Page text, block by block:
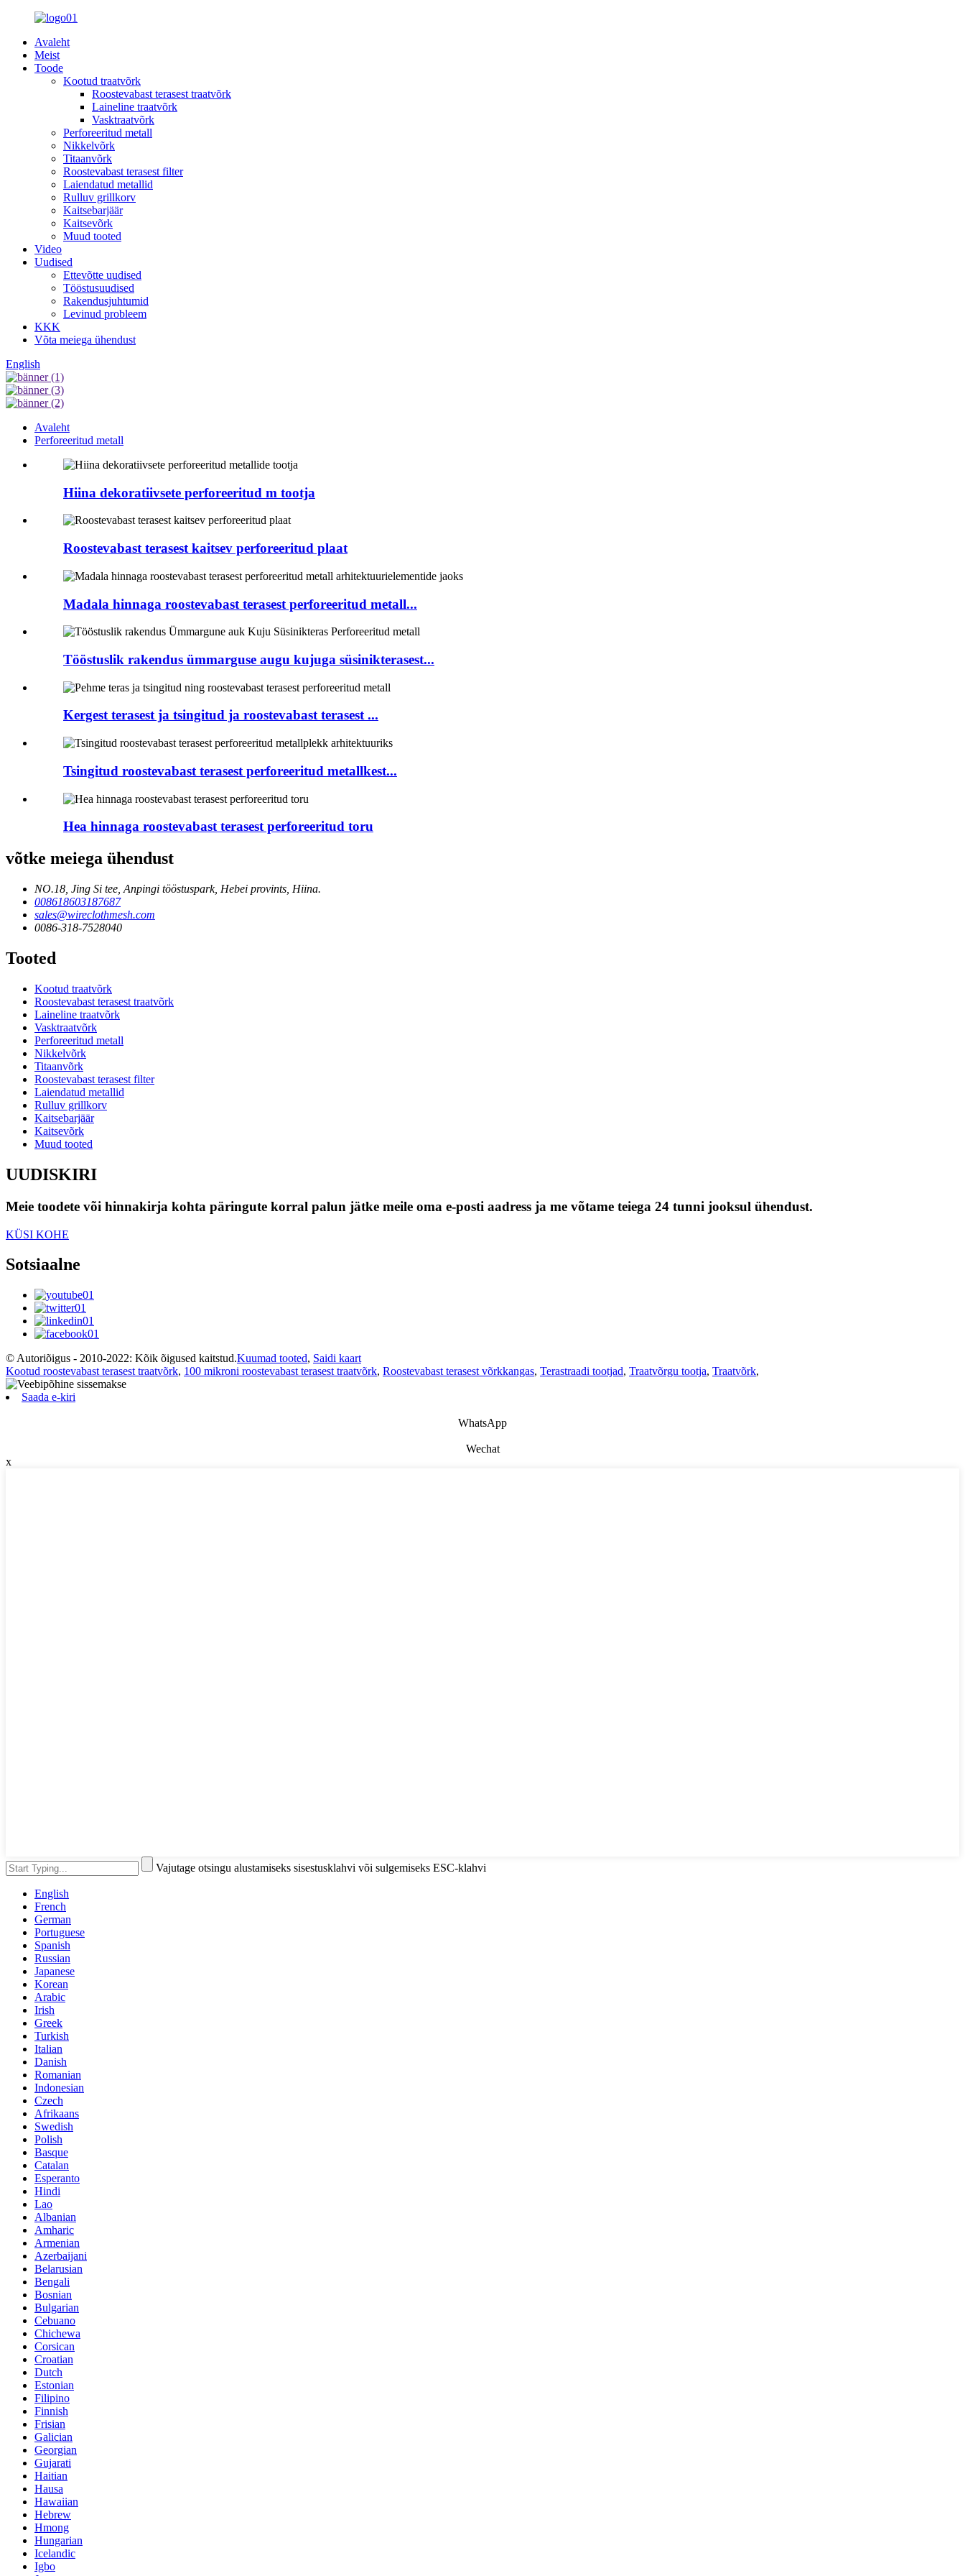
Avaleht
Meist
Toode
Kootud traatvõrk
Roostevabast terasest traatvõrk
Laineline traatvõrk
Vasktraatvõrk
Perforeeritud metall
Nikkelvõrk
Titaanvõrk
Roostevabast terasest filter
Laiendatud metallid
Rulluv grillkorv
Kaitsebarjäär
Kaitsevõrk
Muud tooted
Video
Uudised
Ettevõtte uudised
Tööstusuudised
Rakendusjuhtumid
Levinud probleem
KKK
Võta meiega ühendust
English
Avaleht
Perforeeritud metall
Hiina dekoratiivsete perforeeritud m tootja
Roostevabast terasest kaitsev perforeeritud plaat
Madala hinnaga roostevabast terasest perforeeritud metall...
Tööstuslik rakendus ümmarguse augu kujuga süsinikterasest...
Kergest terasest ja tsingitud ja roostevabast terasest ...
Tsingitud roostevabast terasest perforeeritud metallkest...
Hea hinnaga roostevabast terasest perforeeritud toru
võtke meiega ühendust
NO.18, Jing Si tee, Anpingi tööstuspark, Hebei provints, Hiina.
008618603187687
sales@wireclothmesh.com
0086-318-7528040
Tooted
Kootud traatvõrk
Roostevabast terasest traatvõrk
Laineline traatvõrk
Vasktraatvõrk
Perforeeritud metall
Nikkelvõrk
Titaanvõrk
Roostevabast terasest filter
Laiendatud metallid
Rulluv grillkorv
Kaitsebarjäär
Kaitsevõrk
Muud tooted
UUDISKIRI
Meie toodete või hinnakirja kohta päringute korral palun jätke meile oma e-posti aadress ja me võtame teiega 24 tunni jooksul ühendust.
KÜSI KOHE
Sotsiaalne
© Autoriõigus - 2010-2022: Kõik õigused kaitstud.Kuumad tooted, Saidi kaart
Kootud roostevabast terasest traatvõrk, 100 mikroni roostevabast terasest traatvõrk, Roostevabast terasest võrkkangas, Terastraadi tootjad, Traatvõrgu tootja, Traatvõrk,
Saada e-kiri
WhatsApp
Wechat
x
Vajutage otsingu alustamiseks sisestusklahvi või sulgemiseks ESC-klahvi
English
French
German
Portuguese
Spanish
Russian
Japanese
Korean
Arabic
Irish
Greek
Turkish
Italian
Danish
Romanian
Indonesian
Czech
Afrikaans
Swedish
Polish
Basque
Catalan
Esperanto
Hindi
Lao
Albanian
Amharic
Armenian
Azerbaijani
Belarusian
Bengali
Bosnian
Bulgarian
Cebuano
Chichewa
Corsican
Croatian
Dutch
Estonian
Filipino
Finnish
Frisian
Galician
Georgian
Gujarati
Haitian
Hausa
Hawaiian
Hebrew
Hmong
Hungarian
Icelandic
Igbo